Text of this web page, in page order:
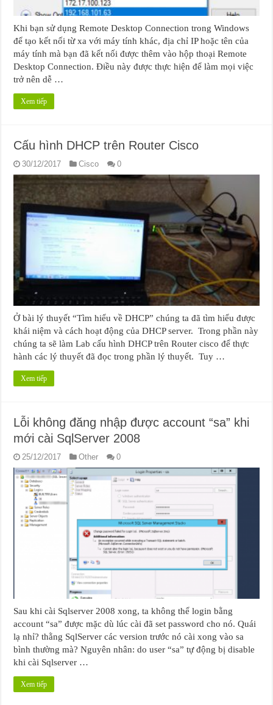
Khi bạn sử dụng Remote Desktop Connection trong Windows
để tạo kết nối từ xa với máy tính khác, địa chỉ IP hoặc tên của
máy tính mà bạn đã kết nối được thêm vào hộp thoại Remote
Desktop Connection. Điều này được thực hiện để làm mọi việc
trở nên dễ …
Xem tiếp
Cấu hình DHCP trên Router Cisco
30/12/2017 Cisco 0
Ở bài lý thuyết “Tìm hiểu về DHCP” chúng ta đã tìm hiểu được
khái niệm và cách hoạt động của DHCP server. Trong phần này
chúng ta sẽ làm Lab cấu hình DHCP trên Router cisco để thực
hành các lý thuyết đã đọc trong phần lý thuyết. Tuy …
Xem tiếp
Lỗi không đăng nhập được account “sa” khi
mới cài SqlServer 2008
25/12/2017 Other 0
Sau khi cài Sqlserver 2008 xong, ta không thể login bằng
account “sa” được mặc dù lúc cài đã set password cho nó. Quái
lạ nhỉ? thằng SqlServer các version trước nó cài xong vào sa
bình thường mà? Nguyên nhân: do user “sa” tự động bị disable
khi cài Sqlserver …
Xem tiếp